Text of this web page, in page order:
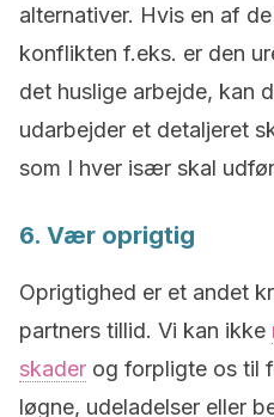
alternativer. Hvis en af
konflikten f.eks. er den
det huslige arbejde, kan
udarbejder et detaljeret
som I hver især skal
6. Vær oprigtig
Oprigtighed er et andet
partners tillid. Vi kan ikke
skader og forpligte os til
løgne, udeladelser eller